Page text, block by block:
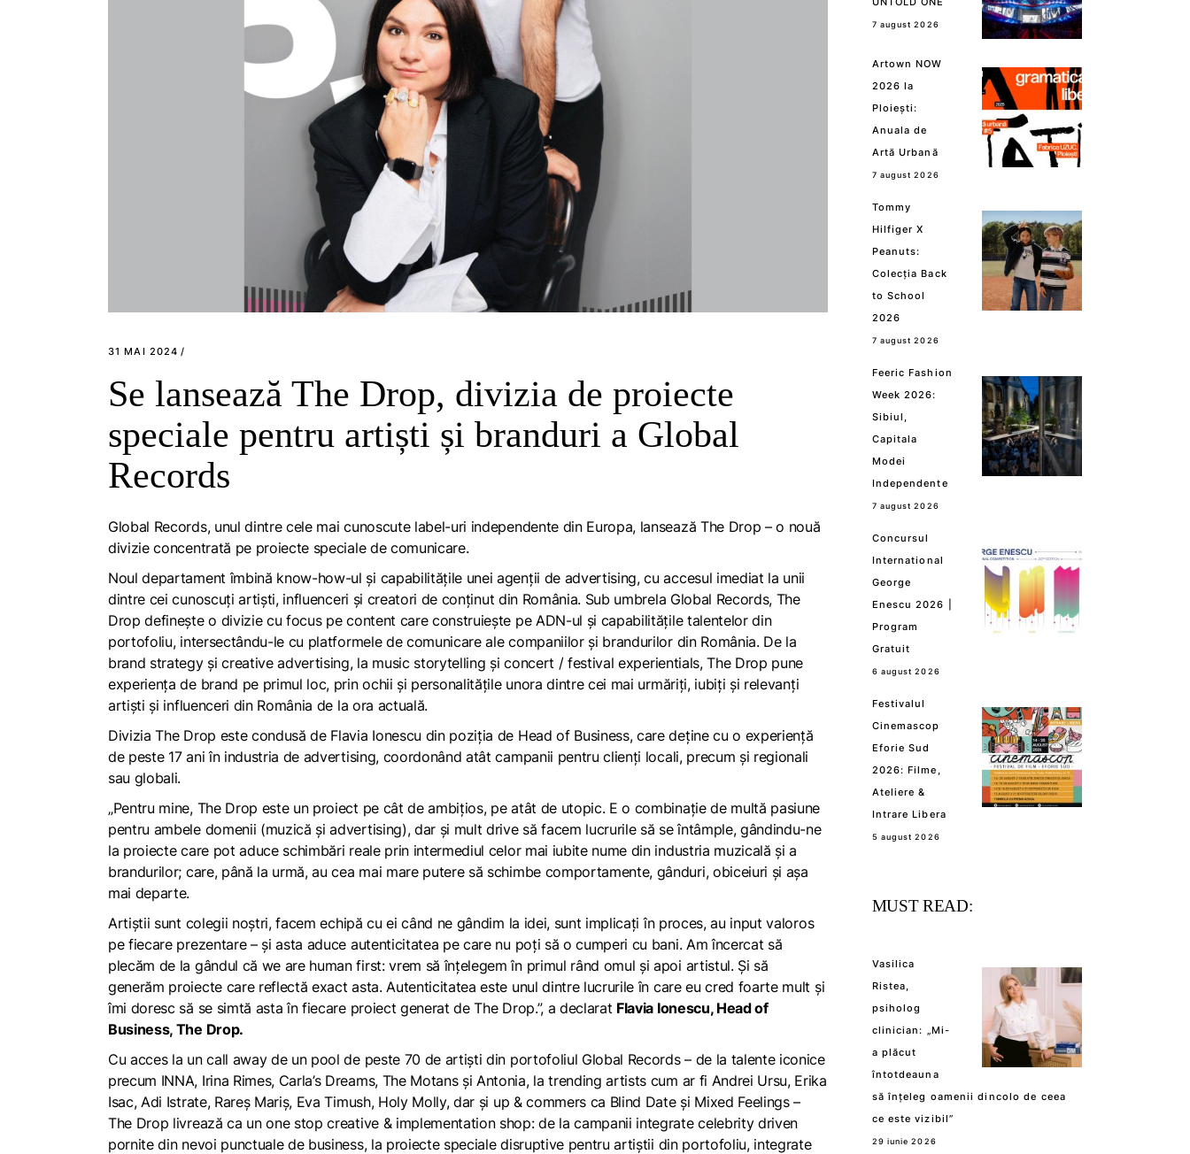
31 MAI 2024
Se lansează The Drop, divizia de proiecte
speciale pentru artiști și branduri a Global
Records
Global Records, unul dintre cele mai cunoscute label-uri independente din Europa, lansează The Drop – o nouă
divizie concentrată pe proiecte speciale de comunicare.
Noul departament îmbină know-how-ul și capabilitățile unei agenții de advertising, cu accesul imediat la unii
dintre cei cunoscuți artiști, influenceri și creatori de conținut din România. Sub umbrela Global Records, The
Drop definește o divizie cu focus pe content care construiește pe ADN-ul și capabilitățile talentelor din
portofoliu, intersectându-le cu platformele de comunicare ale companiilor și brandurilor din România. De la
brand strategy și creative advertising, la music storytelling și concert / festival experientials, The Drop pune
experiența de brand pe primul loc, prin ochii și personalitățile unora dintre cei mai urmăriți, iubiți și relevanți
artiști și influenceri din România de la ora actuală.
Divizia The Drop este condusă de Flavia Ionescu din poziția de Head of Business, care deține cu o experiență
de peste 17 ani în industria de advertising, coordonând atât campanii pentru clienți locali, precum și regionali
sau globali.
„Pentru mine, The Drop este un proiect pe cât de ambițios, pe atât de utopic. E o combinație de multă pasiune
pentru ambele domenii (muzică și advertising), dar și mult drive să facem lucrurile să se întâmple, gândindu-ne
la proiecte care pot aduce schimbări reale prin intermediul celor mai iubite nume din industria muzicală și a
brandurilor; care, până la urmă, au cea mai mare putere să schimbe comportamente, gânduri, obiceiuri și așa
mai departe.
Artiștii sunt colegii noștri, facem echipă cu ei când ne gândim la idei, sunt implicați în proces, au input valoros
pe fiecare prezentare – și asta aduce autenticitatea pe care nu poți să o cumperi cu bani. Am încercat să
plecăm de la gândul că we are human first: vrem să înțelegem în primul rând omul și apoi artistul. Și să
generăm proiecte care reflectă exact asta. Autenticitatea este unul dintre lucrurile în care eu cred foarte mult și
îmi doresc să se simtă asta în fiecare proiect generat de The Drop.”, a declarat Flavia Ionescu, Head of
Business, The Drop.
Cu acces la un call away de un pool de peste 70 de artiști din portofoliul Global Records – de la talente iconice
precum INNA, Irina Rimes, Carla’s Dreams, The Motans și Antonia, la trending artists cum ar fi Andrei Ursu, Erika
Isac, Adi Istrate, Rareș Mariș, Eva Timush, Holy Molly, dar și up & commers ca Blind Date și Mixed Feelings –
The Drop livrează ca unone stop creative & implementation shop:de la campanii integratecelebrity driven
pornite din nevoi punctuale de business, la proiecte speciale disruptive pentru artiștii din portofoliu, integrate
7 august 2026
Artown NOW
2026 la
Ploiești:
Anuala de
Artă Urbană
7 august 2026
Tommy
Hilfiger X
Peanuts:
Colecția Back
to School
2026
7 august 2026
Feeric Fashion
Week 2026:
Sibiul,
Capitala
Modei
Independente
7 august 2026
Concursul
International
George
Enescu 2026 |
Program
Gratuit
6 august 2026
Festivalul
Cinemascop
Eforie Sud
2026: Filme,
Ateliere &
Intrare Libera
5 august 2026
MUST READ:
Vasilica
Ristea,
psiholog
clinician: „Mi-
a plăcut
întotdeauna
să înțeleg oamenii dincolo de ceea
ce este vizibil”
29 iunie 2026